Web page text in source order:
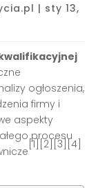
| sty 13,
ogłoszenia,
firmy i
aspekty
procesu
[1][2][3][4]